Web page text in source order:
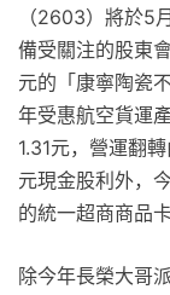
（2603）將於5
備受關注的股東
元的「康寧陶瓷
年受惠航空貨運
1.31元，營運翻
元現金股利外，
的統一超商商品卡
除今年長榮大哥